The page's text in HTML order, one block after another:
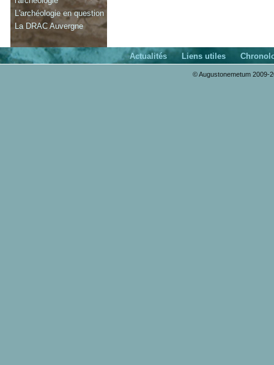
L'archéologie en question
La DRAC Auvergne
Actualités Liens utiles
© Augustonemetum 2009-